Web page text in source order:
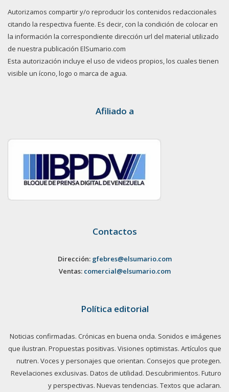
Autorizamos compartir y/o reproducir los contenidos redaccionales
citando la respectiva fuente. Es decir, con la condición de colocar en
la información la correspondiente dirección url del material utilizado
de nuestra publicación ElSumario.com
Esta autorización incluye el uso de videos propios, los cuales tienen
visible un ícono, logo o marca de agua.
Afiliado a
Contactos
Dirección: gfebres@elsumario.com
Ventas: comercial@elsumario.com
Política editorial
Noticias confirmadas. Crónicas en buena onda. Sonidos e imágenes
que ilustran. Propuestas positivas. Visiones optimistas. Artículos que
nutren. Voces y personajes que orientan. Consejos que protegen.
Revelaciones exclusivas. Datos de utilidad. Descubrimientos. Futuro
y perspectivas. Nuevas tendencias. Textos que aclaran.